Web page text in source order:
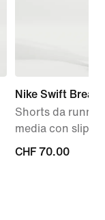
Nike Swift
Shorts da
media con slip –
CHF
CHF 70.00